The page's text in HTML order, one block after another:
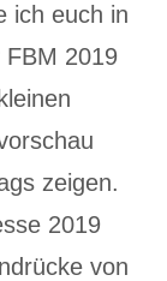
ich euch in
FBM 2019
zeigen.
2019
von